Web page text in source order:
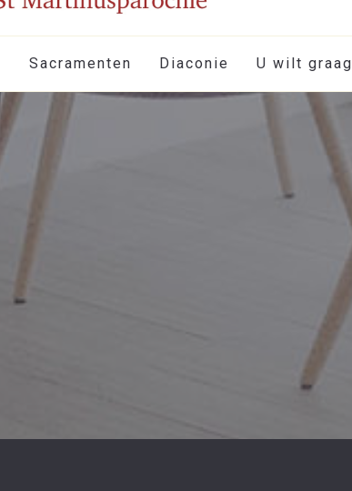
Sacramenten Diaconie U wilt graag